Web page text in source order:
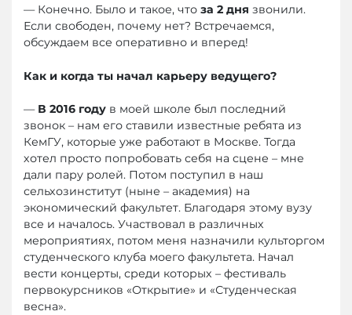
— Конечно. Было и такое, что за 2 дня звонили.
Если свободен, почему нет? Встречаемся,
обсуждаем все оперативно и вперед!
Как и когда ты начал карьеру ведущего?
— В 2016 году в моей школе был последний
звонок – нам его ставили известные ребята из
КемГУ, которые уже работают в Москве. Тогда
хотел просто попробовать себя на сцене – мне
дали пару ролей. Потом поступил в наш
сельхозинститут (ныне – академия) на
экономический факультет. Благодаря этому вузу
все и началось. Участвовал в различных
мероприятиях, потом меня назначили культоргом
студенческого клуба моего факультета. Начал
вести концерты, среди которых – фестиваль
первокурсников «Открытие» и «Студенческая
весна».